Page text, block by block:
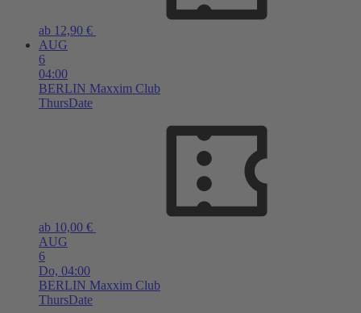
ab 12,90 €
AUG
6
04:00
BERLIN Maxxim Club
ThursDate
ab 10,00 €
AUG
6
Do, 04:00
BERLIN Maxxim Club
ThursDate